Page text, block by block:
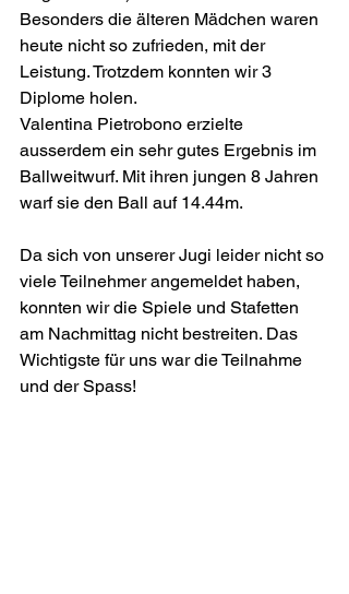
Besonders die älteren Mädchen waren
heute nicht so zufrieden, mit der
Leistung. Trotzdem konnten wir 3
Diplome holen.
Valentina Pietrobono erzielte
ausserdem ein sehr gutes Ergebnis im
Ballweitwurf. Mit ihren jungen 8 Jahren
warf sie den Ball auf 14.44m.
Da sich von unserer Jugi leider nicht so
viele Teilnehmer angemeldet haben,
konnten wir die Spiele und Stafetten
am Nachmittag nicht bestreiten. Das
Wichtigste für uns war die Teilnahme
und der Spass!